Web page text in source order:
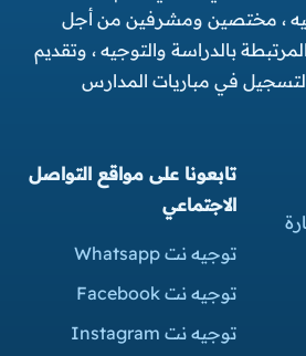
، مختصين ومشرفين من أجل
بالدراسة والتوجيه ، وتقديم
في مباريات المدارس
تابعونا على مواقع التواصل
الاجتماعي
توجيه نت Whatsapp
توجيه نت Facebook
توجيه نت Instagram